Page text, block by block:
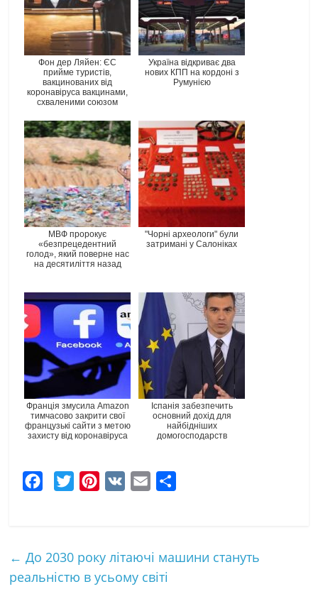
Фон дер Ляйен: ЄС
прийме туристів,
вакцинованих від
коронавіруса вакцинами,
схваленими союзом
Україна відкриває два
нових КПП на кордоні з
Румунією
МВФ пророкує
«безпрецедентний
голод», який поверне нас
на десятиліття назад
"Чорні археологи" були
затримані у Салоніках
Франція змусила Amazon
тимчасово закрити свої
французькі сайти з метою
захисту від коронавіруса
Іспанія забезпечить
основний дохід для
найбідніших
домогосподарств
b
o
t
e
e
r
l
к
← До 2030 року літаючі машини стануть
реальністю в усьому світі